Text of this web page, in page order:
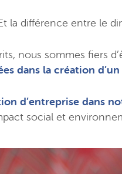
Et la différence entre le
nous sommes fiers
dans la création
d’entreprise dans
social et